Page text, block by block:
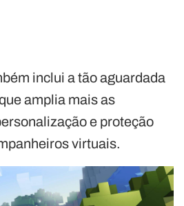
inclui a tão aguardada
amplia mais as
e proteção
virtuais.